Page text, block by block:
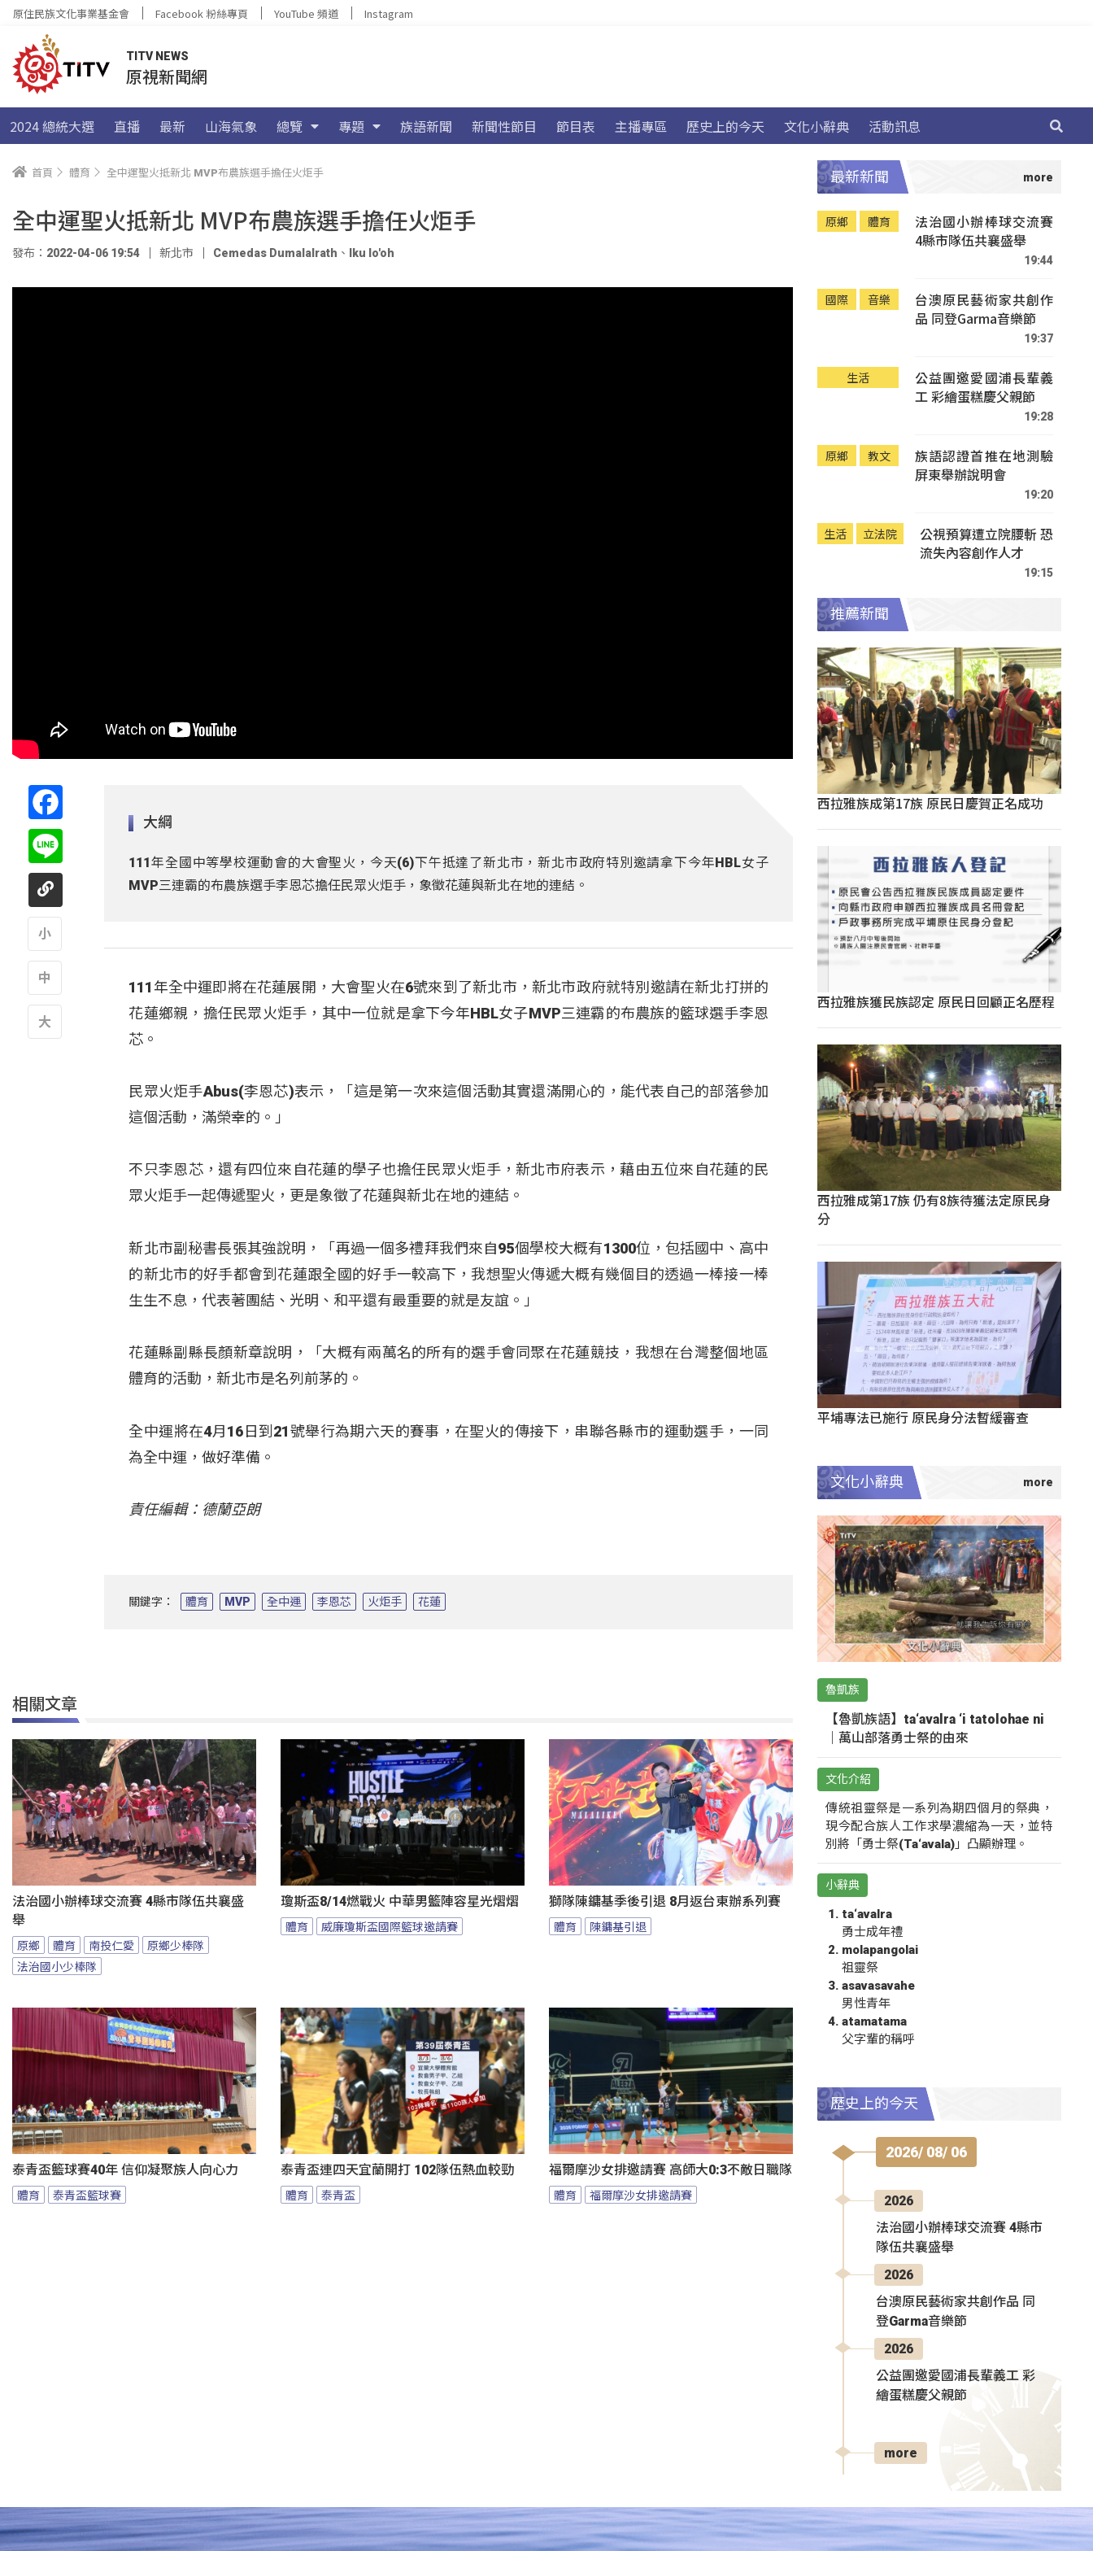
原住民族文化事業基金會 Facebook 粉絲專頁 YouTube 頻道 Instagram
TITV NEWS
原視新聞網
2024 總統大選 直播 最新 山海氣象 總覽 專題 族語新聞 新聞性節目 節目表 主播專區 歷史上的今天 文化小辭典 活動訊息
首頁 體育 全中運聖火抵新北 MVP布農族選手擔任火炬手
全中運聖火抵新北 MVP布農族選手擔任火炬手
發布：2022-04-06 19:54 新北市 Cemedas Dumalalrath 、 Iku lo'oh
大綱
111年全國中等學校運動會的大會聖火，今天(6)下午抵達了新北市，新北市政府特別邀請拿下今年HBL女子
MVP三連霸的布農族選手李恩芯擔任民眾火炬手，象徵花蓮與新北在地的連結。
111年全中運即將在花蓮展開，大會聖火在6號來到了新北市，新北市政府就特別邀請在新北打拼的
花蓮鄉親，擔任民眾火炬手，其中一位就是拿下今年HBL女子MVP三連霸的布農族的籃球選手李恩
芯。
民眾火炬手Abus(李恩芯)表示，「這是第一次來這個活動其實還滿開心的，能代表自己的部落參加
這個活動，滿榮幸的。」
不只李恩芯，還有四位來自花蓮的學子也擔任民眾火炬手，新北市府表示，藉由五位來自花蓮的民
眾火炬手一起傳遞聖火，更是象徵了花蓮與新北在地的連結。
新北市副秘書長張其強說明，「再過一個多禮拜我們來自95個學校大概有1300位，包括國中、高中
的新北市的好手都會到花蓮跟全國的好手一較高下，我想聖火傳遞大概有幾個目的透過一棒接一棒
生生不息，代表著團結、光明、和平還有最重要的就是友誼。」
花蓮縣副縣長顏新章說明，「大概有兩萬名的所有的選手會同聚在花蓮競技，我想在台灣整個地區
體育的活動，新北市是名列前茅的。
全中運將在4月16日到21號舉行為期六天的賽事，在聖火的傳接下，串聯各縣市的運動選手，一同
為全中運，做好準備。
責任編輯：德蘭亞朗
關鍵字： 體育 MVP 全中運 李恩芯 火炬手 花蓮
相關文章
法治國小辦棒球交流賽 4縣市隊伍共襄盛
舉
原鄉 體育 南投仁愛
原鄉少棒隊
法治國小少棒隊
瓊斯盃8/14燃戰火 中華男籃陣容星光熠熠
體育 威廉瓊斯盃國際籃球邀請賽
獅隊陳鏞基季後引退 8月返台東辦系列賽
體育 陳鏞基引退
泰青盃籃球賽40年 信仰凝聚族人向心力
體育 泰青盃籃球賽
泰青盃連四天宜蘭開打 102隊伍熱血較勁
體育 泰青盃
福爾摩沙女排邀請賽 高師大0:3不敵日職隊
體育 福爾摩沙女排邀請賽
最新新聞
原鄉 體育
法治國小辦棒球交流賽
4縣市隊伍共襄盛舉
19:44
國際 音樂
台澳原民藝術家共創作
品 同登Garma音樂節
19:37
生活
公益團邀愛國浦長輩義
工 彩繪蛋糕慶父親節
19:28
原鄉 教文
族語認證首推在地測驗
屏東舉辦說明會
19:20
生活 立法院
公視預算遭立院腰斬 恐
流失內容創作人才
19:15
推薦新聞
西拉雅族成第17族 原民日慶賀正名成功
西拉雅族獲民族認定 原民日回顧正名歷程
西拉雅成第17族 仍有8族待獲法定原民身
分
平埔專法已施行 原民身分法暫緩審查
文化小辭典
魯凱族
【魯凱族語】ta‘avalra ‘i tatolohae ni
｜萬山部落勇士祭的由來
文化介紹
傳統祖靈祭是一系列為期四個月的祭典，
現今配合族人工作求學濃縮為一天，並特
別將「勇士祭(Ta‘avala)」凸顯辦理。
小辭典
ta‘avalra
勇士成年禮
molapangolai
祖靈祭
asavasavahe
男性青年
atamatama
父字輩的稱呼
歷史上的今天
2026/ 08/ 06
2026
法治國小辦棒球交流賽 4縣市
隊伍共襄盛舉
2026
台澳原民藝術家共創作品 同
登Garma音樂節
2026
公益團邀愛國浦長輩義工 彩
繪蛋糕慶父親節
more